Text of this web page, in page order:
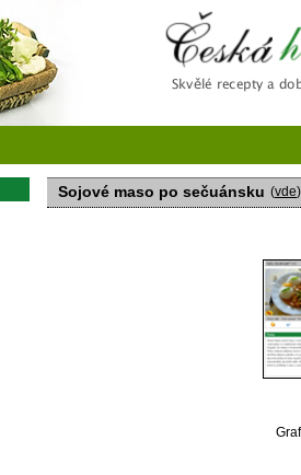
Sojové maso po sečuánsku (vde)